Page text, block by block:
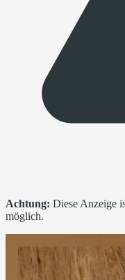
Achtung: Diese Anzeige
möglich.